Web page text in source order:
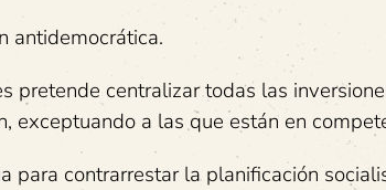
antidemocrática.
pretende centralizar todas las
exceptuando a las que están en
para contrarrestar la planificación